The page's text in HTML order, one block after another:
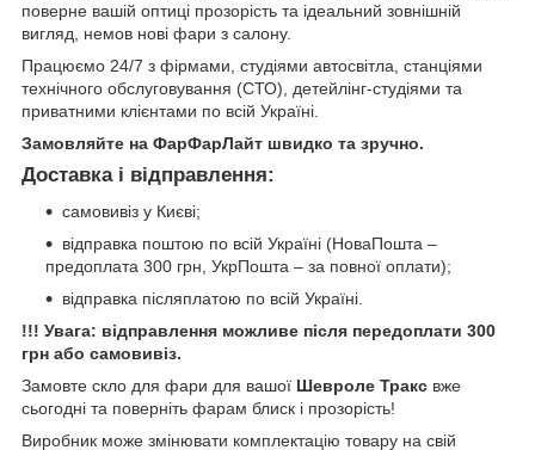
поверне вашій оптиці прозорість та ідеальний зовнішній
вигляд, немов нові фари з салону.
Працюємо 24/7 з фірмами, студіями автосвітла, станціями
технічного обслуговування (СТО), детейлінг-студіями та
приватними клієнтами по всій Україні.
Замовляйте на ФарФарЛайт швидко та зручно.
Доставка і відправлення:
самовивіз у Києві;
відправка поштою по всій Україні (НоваПошта –
предоплата 300 грн, УкрПошта – за повної оплати);
відправка післяплатою по всій Україні.
!!! Увага: відправлення можливе після передоплати 300
грн або самовивіз.
Замовте скло для фари для вашої Шевроле Тракс вже
сьогодні та поверніть фарам блиск і прозорість!
Виробник може змінювати комплектацію товару на свій